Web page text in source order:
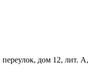
дом 12, лит. А,